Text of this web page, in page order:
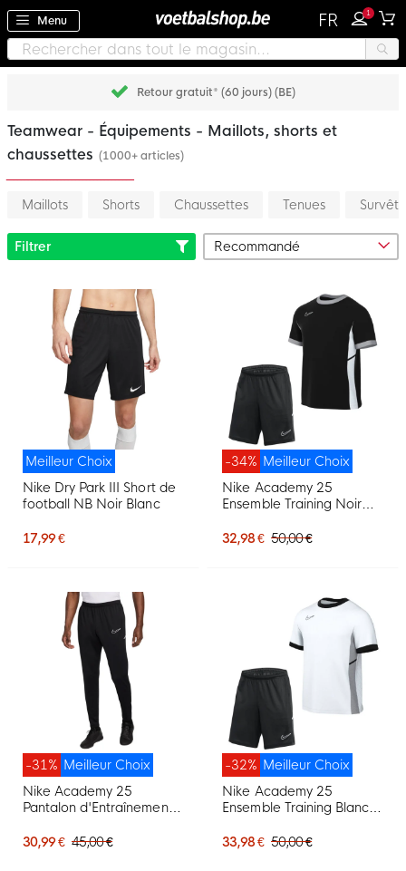
Menu FR 1
Retour gratuit* (60 jours) (BE)
Teamwear - Équipements - Maillots, shorts et
chaussettes (1000+ articles)
Maillots Shorts Chaussettes Tenues
Filtrer
Meilleur Choix
Nike Dry Park III Short de
football NB Noir Blanc
17,99 €
Meilleur Choix
-34%
Nike Academy 25
Ensemble Training Noir
32,98 € 50,00 €
Meilleur Choix
-31%
Nike Academy 25
Pantalon d'Entraînement
30,99 € 45,00 €
Meilleur Choix
-32%
Nike Academy 25
Ensemble Training Blanc
33,98 € 50,00 €